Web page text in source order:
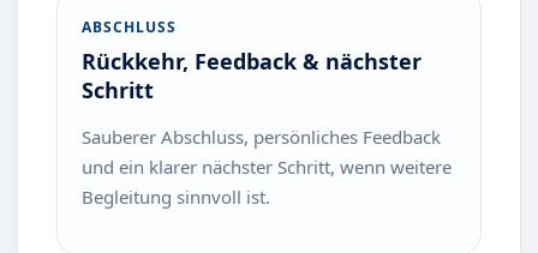
ABSCHLUSS
Rückkehr, Feedback & nächster
Schritt
Sauberer Abschluss, persönliches Feedback
und ein klarer nächster Schritt, wenn weitere
Begleitung sinnvoll ist.